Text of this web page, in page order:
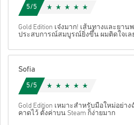
5/5
Gold Edition เจ๋งมาก! เส้นทางและยา
ประสบการณ์สมบูรณ์ยิ่งขึ้น ผมติดใจเล
Sofia
5/5
Gold Edition เหมาะสำหรับมือใหม่อย่า
คาดไว้ ตั้งค่าบน Steam ก็ง่ายมาก